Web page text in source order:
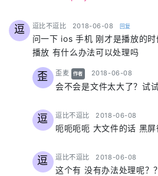
逗 逗比不逗比 says:
2018-06-08 回复
问一下 ios 手机 刚才是播放的
播放 有什么办法可以处理吗
歪 歪麦 says:
作者 2018-06-08
会不会是文件太大了？试
逗 逗比不逗比 says:
2018-06-08
呃呃呃呃 大文件的话 黑
逗 逗比不逗比 says:
2018-06-08
这个有 没有办法处理呢？？